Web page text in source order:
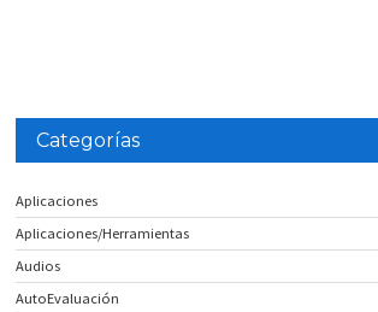
Categorías
Aplicaciones
Aplicaciones/Herramientas
Audios
AutoEvaluación